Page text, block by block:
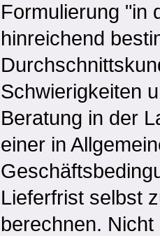
Formulierung "in
hinreichend
Schwierigkeiten
Beratung in der
einer in
Lieferfrist selbst
berechnen.